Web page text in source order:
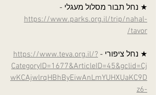
★ נחל תבור מסלול מעגלי -
https://www.parks.org.il/trip/nahal-
tavor/
★ נחל ציפורי - https://www.teva.org.il/?
CategoryID=1677&ArticleID=45&gclid=Cj
wKCAjwlrqHBhByEiwAnLmYUHXUaKC9D
z6-